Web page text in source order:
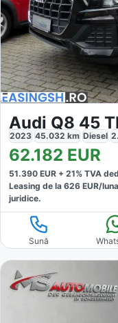
Audi Q8 45
2023 45.032 km Diesel
62.182 EUR
51.390 EUR + 21% TVA
Leasing de la 626 EUR/luna
juridice.
Sună